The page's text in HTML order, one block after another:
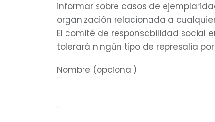
informar sobre casos de
organización relacionada a
El comité de responsabilidad social
tolerará ningún tipo de represalia
Nombre (opcional)